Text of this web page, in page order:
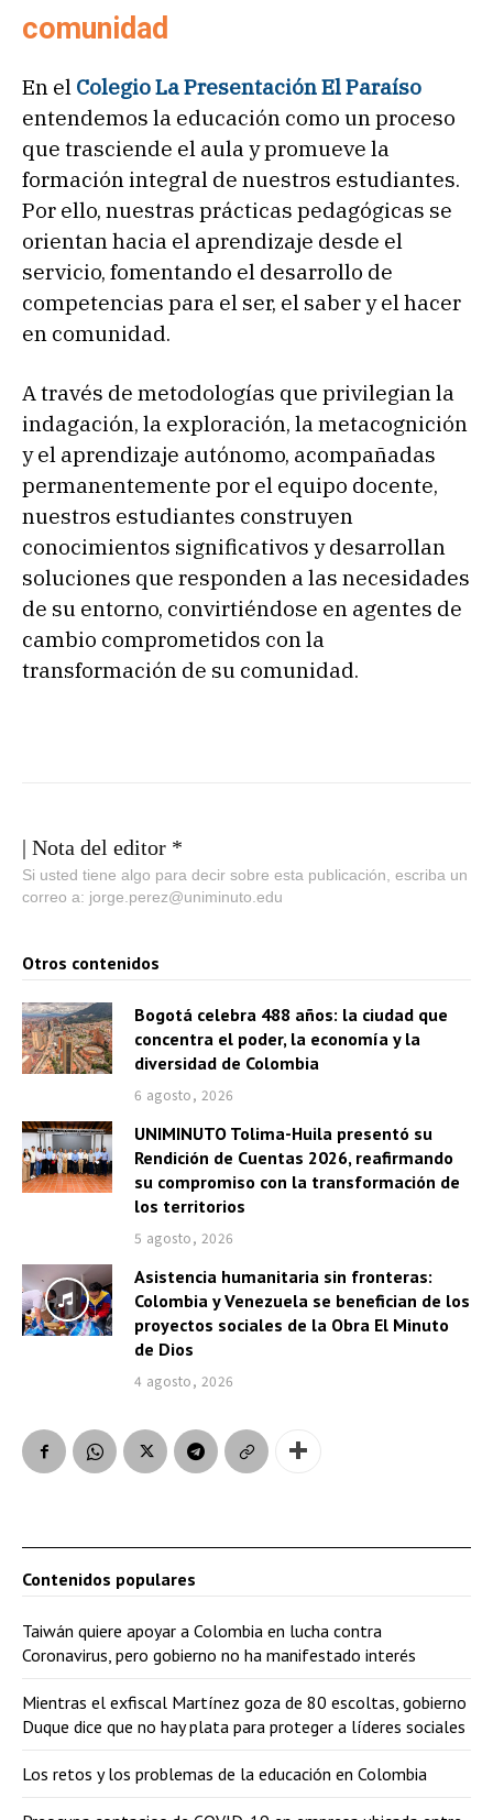
comunidad
En el Colegio La Presentación El Paraíso
entendemos la educación como un proceso
que trasciende el aula y promueve la
formación integral de nuestros estudiantes.
Por ello, nuestras prácticas pedagógicas se
orientan hacia el aprendizaje desde el
servicio, fomentando el desarrollo de
competencias para el ser, el saber y el hacer
en comunidad.
A través de metodologías que privilegian la
indagación, la exploración, la metacognición
y el aprendizaje autónomo, acompañadas
permanentemente por el equipo docente,
nuestros estudiantes construyen
conocimientos significativos y desarrollan
soluciones que responden a las necesidades
de su entorno, convirtiéndose en agentes de
cambio comprometidos con la
transformación de su comunidad.
| Nota del editor *
Si usted tiene algo para decir sobre esta publicación, escriba un
correo a: jorge.perez@uniminuto.edu
Otros contenidos
Bogotá celebra 488 años: la ciudad que
concentra el poder, la economía y la
diversidad de Colombia
6 agosto, 2026
UNIMINUTO Tolima-Huila presentó su
Rendición de Cuentas 2026, reafirmando
su compromiso con la transformación de
los territorios
5 agosto, 2026
Asistencia humanitaria sin fronteras:
Colombia y Venezuela se benefician de los
proyectos sociales de la Obra El Minuto
de Dios
4 agosto, 2026
Contenidos populares
Taiwán quiere apoyar a Colombia en lucha contra
Coronavirus, pero gobierno no ha manifestado interés
Mientras el exfiscal Martínez goza de 80 escoltas, gobierno
Duque dice que no hay plata para proteger a líderes sociales
Los retos y los problemas de la educación en Colombia